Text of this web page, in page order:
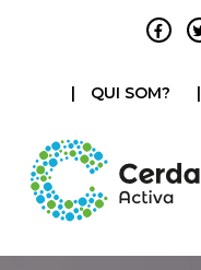
|
QUI SOM? |